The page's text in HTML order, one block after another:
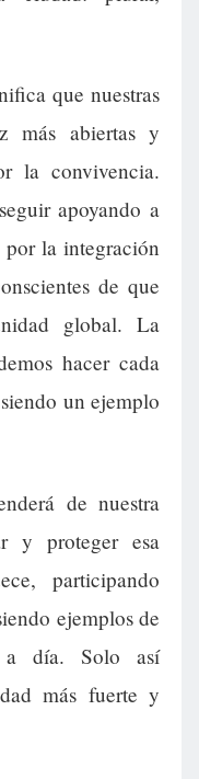
que nuestras
más abiertas y
la convivencia.
apoyando a
por la integración
de que
global. La
hacer cada
un ejemplo
de nuestra
y proteger esa
participando
ejemplos de
a día. Solo así
más fuerte y